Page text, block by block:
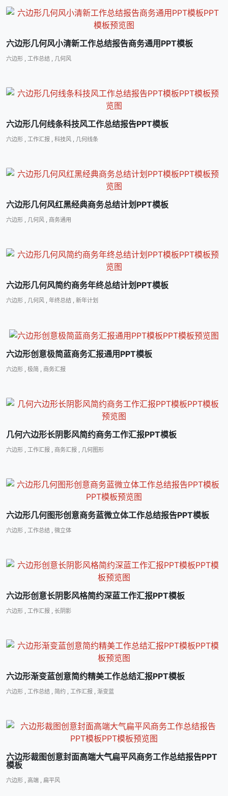
六边形几何风小清新工作总结报告商务通用PPT模板
六边形 , 工作总结 , 几何风
六边形几何线条科技风工作总结报告PPT模板
六边形 , 工作汇报 , 科技风 , 几何线条
六边形几何风红黑经典商务总结计划PPT模板
六边形 , 几何风 , 商务通用
六边形几何风简约商务年终总结计划PPT模板
六边形 , 几何风 , 年终总结 , 新年计划
六边形创意极简蓝商务汇报通用PPT模板
六边形 , 极简 , 商务汇报
几何六边形长阴影风简约商务工作汇报PPT模板
六边形 , 工作汇报 , 商务汇报 , 几何图形
六边形几何图形创意商务蓝微立体工作总结报告PPT模板
六边形 , 工作总结 , 微立体
六边形创意长阴影风格简约深蓝工作汇报PPT模板
六边形 , 工作汇报 , 长阴影
六边形渐变蓝创意简约精美工作总结汇报PPT模板
六边形 , 工作总结 , 简约 , 工作汇报 , 渐变蓝
六边形裁图创意封面高端大气扁平风商务工作总结报告PPT
模板
六边形 , 高端 , 扁平风